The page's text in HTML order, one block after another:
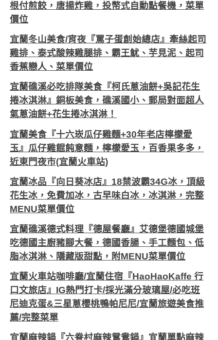
根付煎餃，唐揚炸雞，投幣式自動點餐機，菜單
價位
宜蘭冬山美食/宵夜『罵子蛋創始總店』牽絲起司
雞排、泰式酸辣雞腿排、霸王魷、芋見泥、起司
香蕉戀人、菜單價位
宜蘭礁溪必吃排隊美食『柯氏蔥油餅+吳記花生
捲冰淇淋』銅板美食，礁溪國小、郵局對面超人
氣蔥油餅+花生捲冰淇淋！
宜蘭美食『十六崁瓜仔雞麵+30年老店檸檬愛
玉』瓜仔雞餛飩意麵，檸檬愛玉，百香果多多，
近東門夜市(宜蘭火車站)
宜蘭冰品『向日葵冰店』18禁波霸34G冰，頂級
花生冰，免費加冰，古早味白冰，冰淇淋，完整
MENU菜單價位
宜蘭礁溪德式料理『德屋餐廳』艾德堡德國城堡
吃德國主廚豬腳大餐，德國香腸、手工麵包、低
脂冰淇淋、隱藏版甜點，附MENU菜單價位
宜蘭火車站咖啡廳/宜蘭住宿『HaoHaoKaffe 行
口文旅店』IG熱門打卡/採光滿分玻璃屋/必吃班
尼迪克蛋&三星蔥櫻桃鴨帕尼尼/宜蘭旅遊美食推
薦/完整菜單
宜蘭麻辣鍋『六眷村麻辣鴛鴦鍋』宜蘭單點麻辣